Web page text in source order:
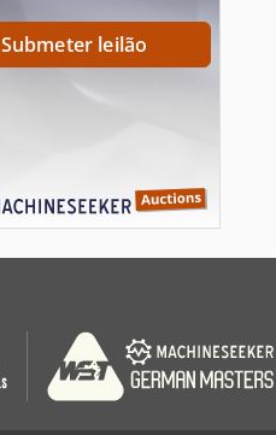
Submeter leilão